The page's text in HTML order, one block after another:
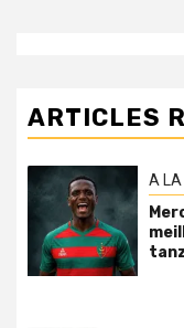
ARTICLES
A LA